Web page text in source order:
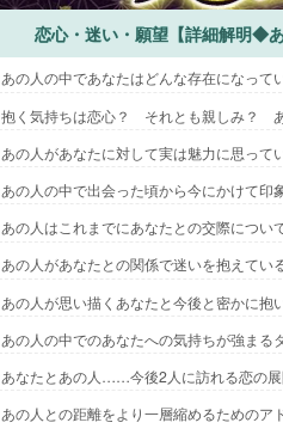
恋心・迷い・願望【詳細解明◆
あの人の中であなたはどんな存在になって
抱く気持ちは恋心？ それとも親しみ？
あの人があなたに対して実は魅力に思って
あの人の中で出会った頃から今にかけて印
あの人はこれまでにあなたとの交際につい
あの人があなたとの関係で迷いを抱えてい
あの人が思い描くあなたと今後と密かに抱
あの人の中でのあなたへの気持ちが強まる
あなたとあの人……今後2人に訪れる恋の
あの人との距離をより一層縮めるためのア